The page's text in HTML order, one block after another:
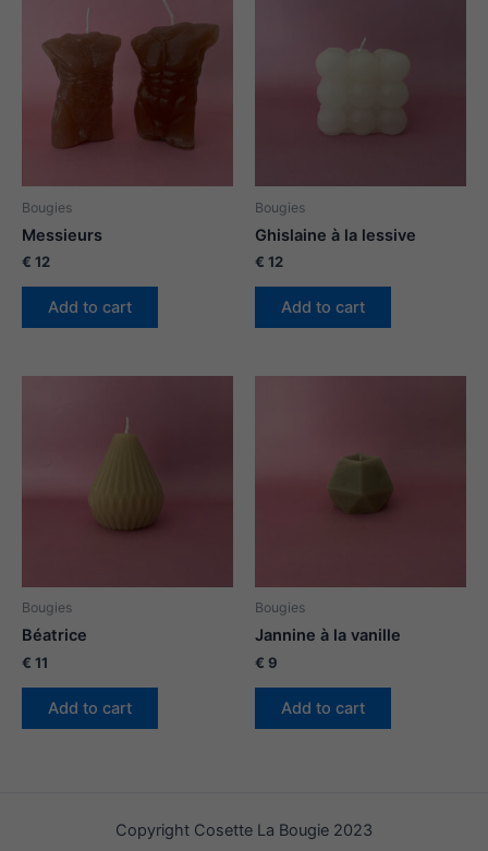
Bougies
Messieurs
€ 12
Add to cart
Bougies
Ghislaine à la lessive
€ 12
Add to cart
Bougies
Béatrice
€ 11
Add to cart
Bougies
Jannine à la vanille
€ 9
Add to cart
Copyright Cosette La Bougie 2023